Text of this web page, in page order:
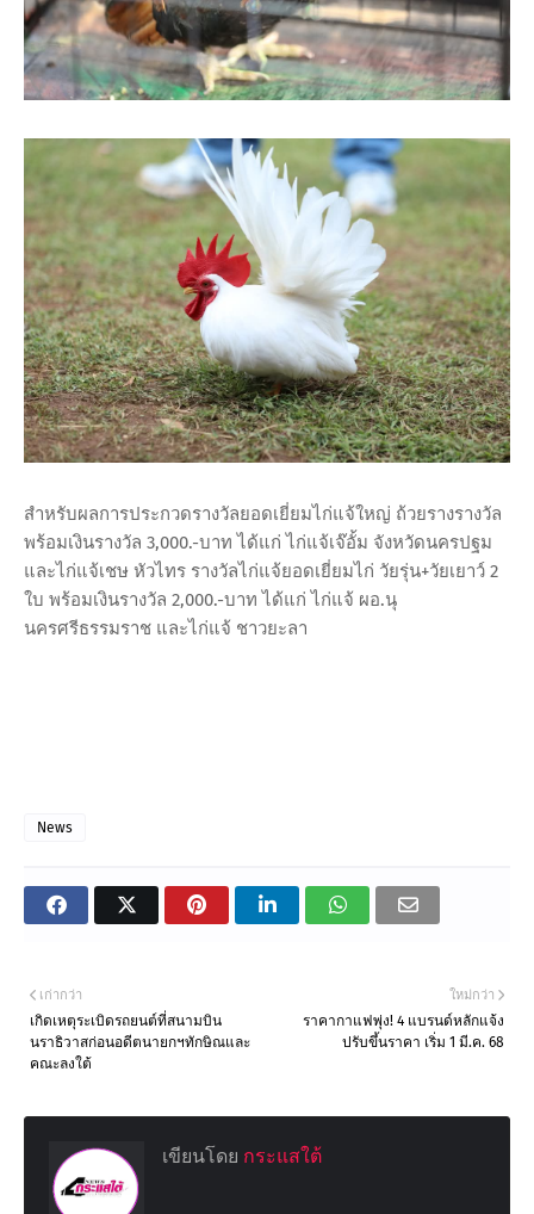
สำหรับผลการประกวดรางวัลยอดเยี่ยมไก่แจ้ใหญ่ ถ้วยรางรางวัล
พร้อมเงินรางวัล 3,000.-บาท ได้แก่ ไก่แจ้เจ๊อั้ม จังหวัดนครปฐม
และไก่แจ้เชษ หัวไทร รางวัลไก่แจ้ยอดเยี่ยมไก่ วัยรุ่น+วัยเยาว์ 2
ใบ พร้อมเงินรางวัล 2,000.-บาท ได้แก่ ไก่แจ้ ผอ.นุ
นครศรีธรรมราช และไก่แจ้ ชาวยะลา
News
ใหม่กว่า
ราคากาแฟพุ่ง! 4 แบรนด์หลักแจ้ง
ปรับขึ้นราคา เริ่ม 1 มี.ค. 68
เก่ากว่า
เกิดเหตุระเบิดรถยนต์ที่สนามบิน
นราธิวาสก่อนอดีตนายกฯทักษิณและ
คณะลงใต้
เขียนโดย กระแสใต้